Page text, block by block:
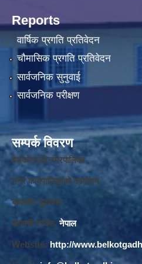
Reports
वार्षिक प्रगति प्रतिवेदन
चौमासिक प्रगति प्रतिवेदन
सार्वजनिक सुनुवाई
सार्वजनिक परीक्षण
सम्पर्क विवरण
बेलकोटगढी नगरपालिका ,
नगर कार्यपालिकाको कार्यालय,
बाघखोर नुवाकोट,
बागमती प्रदेश, नेपाल
Website: http://